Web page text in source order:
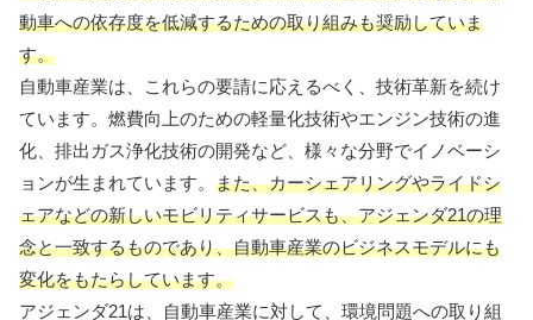
動車への依存度を低減するための取り組みも奨励していま
す。
自動車産業は、これらの要請に応えるべく、技術革新を続け
ています。燃費向上のための軽量化技術やエンジン技術の進
化、排出ガス浄化技術の開発など、様々な分野でイノベーシ
ョンが生まれています。 また、カーシェアリングやライドシ
ェアなどの新しいモビリティサービスも、アジェンダ21の理
念と一致するものであり、自動車産業のビジネスモデルにも
変化をもたらしています。
アジェンダ21は、自動車産業に対して、環境問題への取り組